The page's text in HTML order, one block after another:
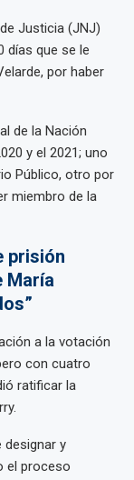
Justicia (JNJ)
días que se le
por haber
de la Nación
y el 2021; uno
Público, otro por
miembro de la
prisión
María
a la votación
con cuatro
ratificar la
designar y
el proceso